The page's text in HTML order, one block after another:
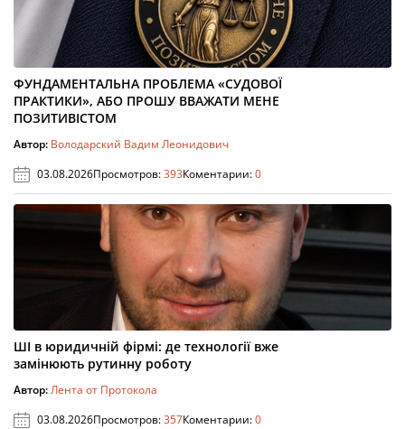
ФУНДАМЕНТАЛЬНА ПРОБЛЕМА «СУДОВОЇ
ПРАКТИКИ», АБО ПРОШУ ВВАЖАТИ МЕНЕ
ПОЗИТИВІСТОМ
Автор: Володарский Вадим Леонидович
03.08.2026Просмотров:393Коментарии:0
ШІ в юридичній фірмі: де технології вже
замінюють рутинну роботу
Автор:Лента от Протокола
03.08.2026Просмотров:357Коментарии:0